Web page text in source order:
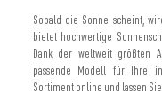
Sobald die Sonne scheint,
bietet hochwertige
Dank der weltweit größten
passende Modell für Ihre
Sortiment online und lassen